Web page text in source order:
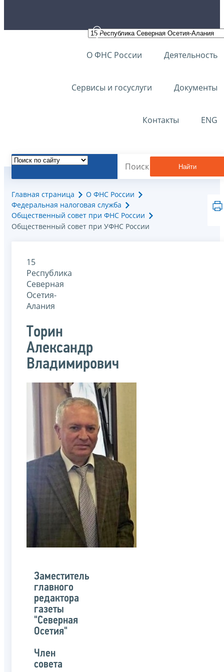
О ФНС России Деятельность
Сервисы и госуслуги Документы
Контакты ENG
Найти
Главная страница
О ФНС России
Федеральная налоговая служба
Общественный совет при ФНС России
Общественный совет при УФНС России
15
Республика
Северная
Осетия-
Алания
Торин
Александр
Владимирович
Заместитель
главного
редактора
газеты
"Северная
Осетия"
Член
совета